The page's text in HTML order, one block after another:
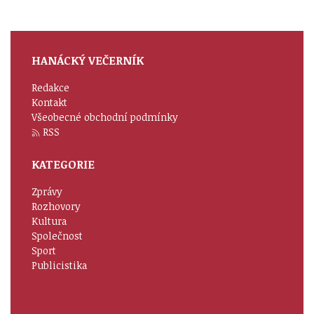
HANÁCKÝ VEČERNÍK
Redakce
Kontakt
Všeobecné obchodní podmínky
RSS
KATEGORIE
Zprávy
Rozhovory
Kultura
Společnost
Sport
Publicistika